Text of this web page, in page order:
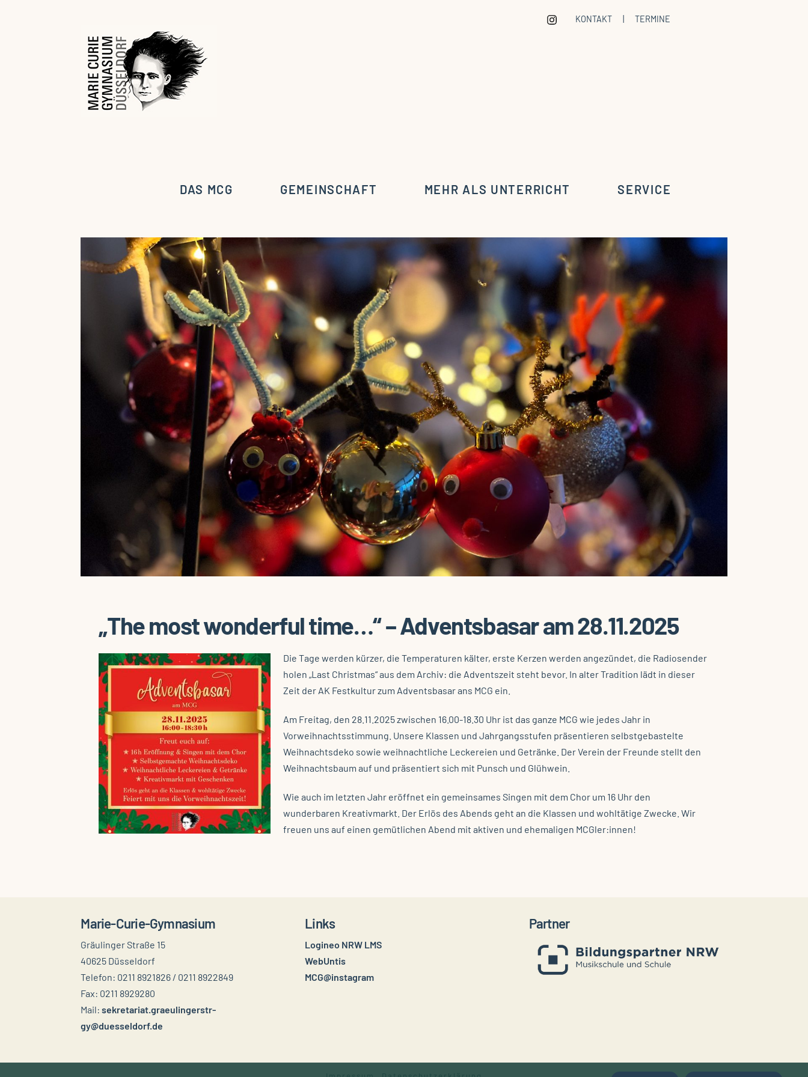
KONTAKT TERMINE
DAS MCG GEMEINSCHAFT MEHR ALS UNTERRICHT SERVICE
„The most wonderful time…“ – Adventsbasar am 28.11.2025
Die Tage werden kürzer, die Temperaturen kälter, erste Kerzen werden angezündet, die Radiosender
holen „Last Christmas“ aus dem Archiv: die Adventszeit steht bevor. In alter Tradition lädt in dieser
Zeit der AK Festkultur zum Adventsbasar ans MCG ein.
Am Freitag, den 28.11.2025 zwischen 16.00-18.30 Uhr ist das ganze MCG wie jedes Jahr in
Vorweihnachtsstimmung. Unsere Klassen und Jahrgangsstufen präsentieren selbstgebastelte
Weihnachtsdeko sowie weihnachtliche Leckereien und Getränke. Der Verein der Freunde stellt den
Weihnachtsbaum auf und präsentiert sich mit Punsch und Glühwein.
Wie auch im letzten Jahr eröffnet ein gemeinsames Singen mit dem Chor um 16 Uhr den
wunderbaren Kreativmarkt. Der Erlös des Abends geht an die Klassen und wohltätige Zwecke. Wir
freuen uns auf einen gemütlichen Abend mit aktiven und ehemaligen MCGler:innen!
Marie-Curie-Gymnasium
Gräulinger Straße 15
40625 Düsseldorf
Telefon: 0211 8921826 / 0211 8922849
Fax: 0211 8929280
Mail:sekretariat.graeulingerstr-
gy@duesseldorf.de
Links
Logineo NRW LMS
WebUntis
MCG@instagram
Partner